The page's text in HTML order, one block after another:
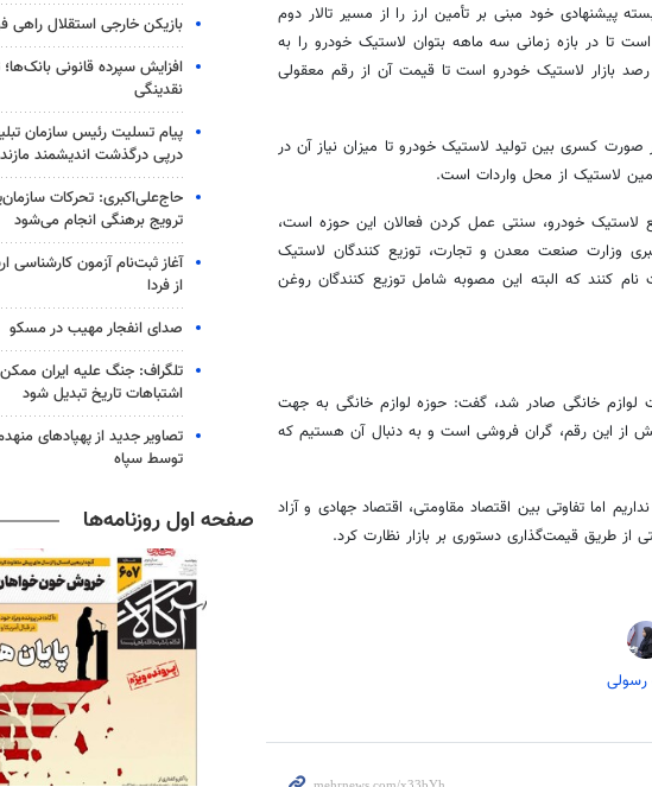
پیشنهادی خود مبنی بر تأمین ارز را از مسیر تالار دوم
(۱۰ درصد) ارائه داده است تا در بازه زمانی سه ماهه بتوان لاستیک خودرو را به
بازار لاستیک خودرو است تا قیمت آن از رقم معقولی
کسری بین تولید لاستیک خودرو تا میزان نیاز آن در
لاستیک از محل واردات است.
خودرو، سنتی عمل کردن فعالان این حوزه است،
وزارت صنعت معدن و تجارت، توزیع کنندگان لاستیک
کنند که البته این مصوبه شامل توزیع کنندگان روغن
لوازم خانگی صادر شد، گفت: حوزه لوازم خانگی به جهت
اما بیش از این رقم، گران فروشی است و به دنبال آن هستیم که
اما تفاوتی بین اقتصاد مقاومتی، اقتصاد جهادی و آزاد
از طریق قیمت‌گذاری دستوری بر بازار نظارت کرد.
بازیکن خارجی استقلال راهی
افزایش سپرده قانونی بانک‌ها؛
نقدینگی
پیام تسلیت رئیس سازمان
درپی درگذشت اندیشمند
حاج‌علی‌اکبری: تحرکات
ترویج برهنگی انجام می‌شود
آغاز ثبت‌نام‌ آزمون
از فردا
صدای انفجار مهیب در مسکو
تلگراف: جنگ علیه ایران
اشتباهات تاریخ تبدیل شود
تصاویر جدید از پهپادهای
توسط سپاه
صفحه اول روزنامه‌ها